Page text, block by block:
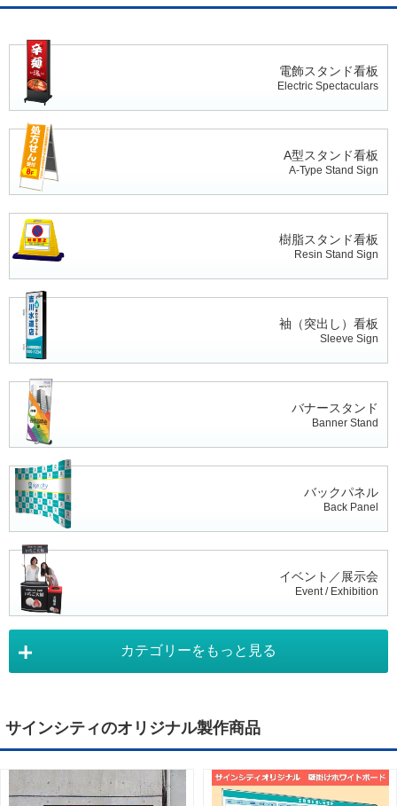
電飾スタンド看板
Electric Spectaculars
A型スタンド看板
A-Type Stand Sign
樹脂スタンド看板
Resin Stand Sign
袖（突出し）看板
Sleeve Sign
バナースタンド
Banner Stand
バックパネル
Back Panel
イベント／展示会
Event / Exhibition
Tapestry
カテゴリーをもっと見る
サインシティのオリジナル製作商品